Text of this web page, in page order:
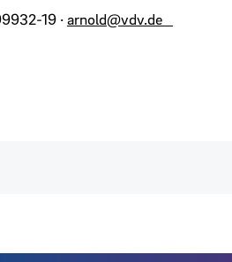
19 ·arnold@vdv.de